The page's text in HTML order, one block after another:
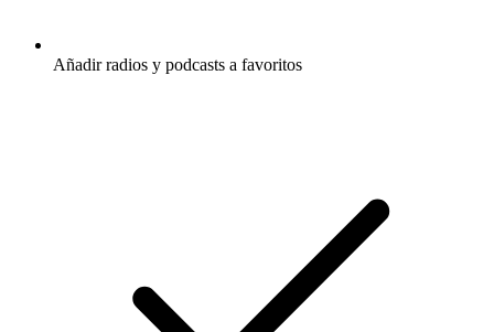
Añadir radios y podcasts a favoritos